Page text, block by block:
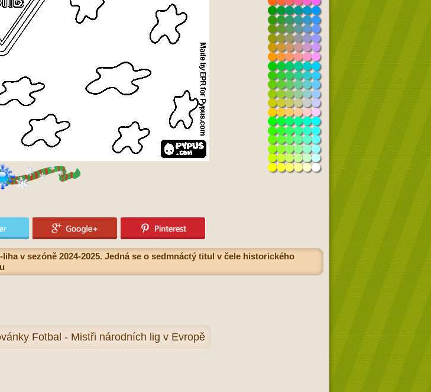
v sezóně 2024-2025. Jedná se o sedmnáctý titul v čele historického
Fotbal - Mistři národních lig v Evropě